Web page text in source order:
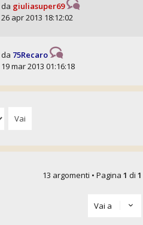
da giuliasuper69
26 apr 2013 18:12:02
da 75Recaro
19 mar 2013 01:16:18
13 argomenti • Pagina 1 di 1
Vai a